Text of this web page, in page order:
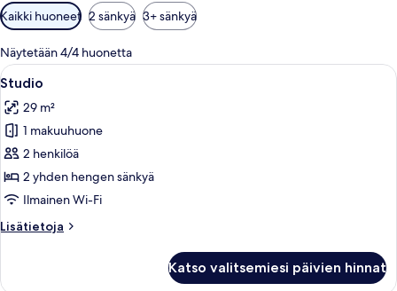
Huoneille
saatavilla
olevia
suodattimia
Kaikki huoneet 2 sänkyä 3+ sänkyä
Näytetään 4/4 huonetta
Avaa
kaikki
huonetyypin
Studio
kuvat
Hotellihuone, jossa on sänky,
4
Studio
29 m²
1 makuuhuone
2 henkilöä
2 yhden hengen sänkyä
Ilmainen Wi-Fi
Lisätietoja
Lisätietoja
Katso valitsemiesi päivien hinnat